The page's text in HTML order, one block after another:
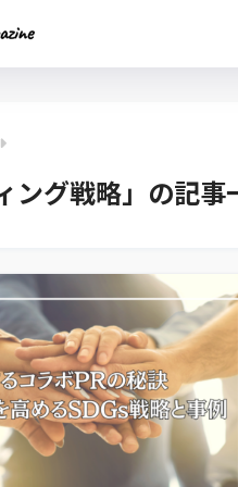
ング戦略」の記事